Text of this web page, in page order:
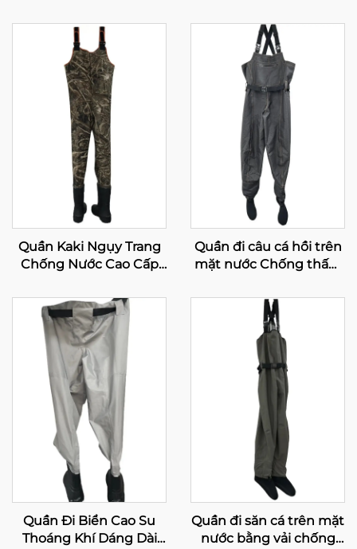
Quần Kaki Ngụy Trang
Chống Nước Cao Cấp
Bằng Neoprene
Quần đi câu cá hồi trên
mặt nước Chống thấm
Dành cho Nam và Nữ
Quần Đi Biển Cao Su
Thoáng Khí Dáng Dài
Quần đi săn cá trên mặt
nước bằng vải chống